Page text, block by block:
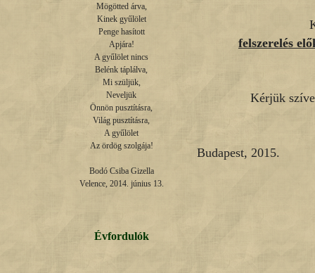
Mögötted árva,
Kinek gyűlölet
Penge hasított
Apjára!
A gyűlölet nincs
Belénk táplálva,
Mi szüljük,
Neveljük
Önnön pusztításra,
Világ pusztításra,
A gyűlölet
Az ördög szolgája!
Bodó Csiba Gizella
Velence, 2014. június 13.
Évfordulók
felszerelés
Kérjük
Budapest, 2015.